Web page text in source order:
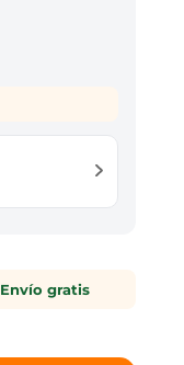
Envío gratis